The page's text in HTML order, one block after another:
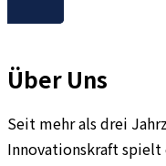
Über Uns
Seit mehr als drei
Innovationskraft spielt